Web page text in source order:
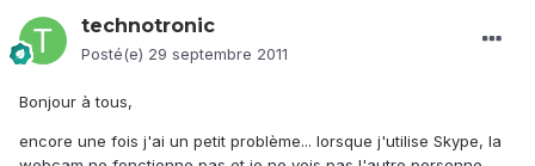
technotronic
Posté(e) 29 septembre 2011
Bonjour à tous,
encore une fois j'ai un petit problème... lorsque j'utilise Skype, la